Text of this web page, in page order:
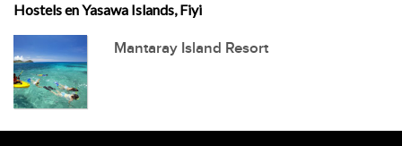
Hostels en Yasawa Islands, Fiyi
Mantaray Island Resort